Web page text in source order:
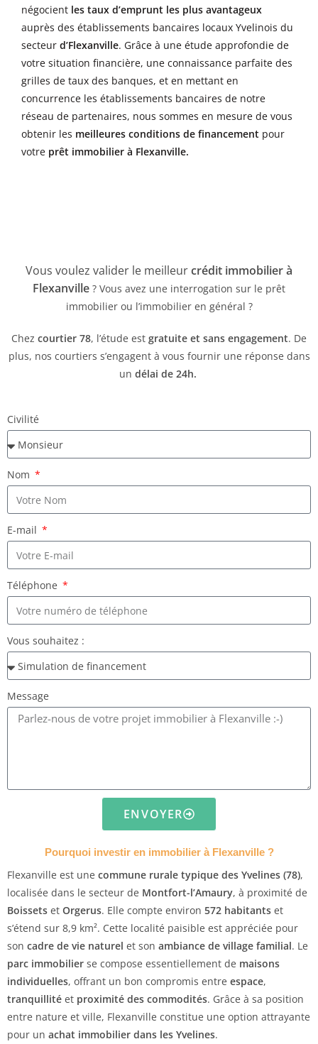
négocient les taux d’emprunt les plus avantageux
auprès des établissements bancaires locaux Yvelinois du
secteur d’Flexanville. Grâce à une étude approfondie de
votre situation financière, une connaissance parfaite des
grilles de taux des banques, et en mettant en
concurrence les établissements bancaires de notre
réseau de partenaires, nous sommes en mesure de vous
obtenir les meilleures conditions de financement pour
votre prêt immobilier à Flexanville.
Vous voulez valider le meilleurcrédit immobilier à
Flexanville ? Vous avez une interrogation sur le prêt
immobilier ou l’immobilier en général ?
Chez courtier 78, l’étude est gratuite et sans engagement. De
plus, nos courtiers s’engagent à vous fournir une réponse dans
un délai de24h.
Civilité
Nom
E-mail
Téléphone
Vous souhaitez :
Message
ENVOYER
Pourquoi investir en immobilier à Flexanville ?
Flexanville est une commune rurale typique des Yvelines (78),
localisée dans le secteur de Montfort-l’Amaury, à proximité de
Boissets et Orgerus. Elle compte environ 572 habitants et
s’étend sur 8,9 km². Cette localité paisible est appréciée pour
son cadre de vie naturel et son ambiance de village familial. Le
parc immobilier se compose essentiellement de maisons
individuelles, offrant un bon compromis entre espace,
tranquillité et proximité des commodités. Grâce à sa position
entre nature et ville, Flexanville constitue une option attrayante
pour un achat immobilier dans les Yvelines.